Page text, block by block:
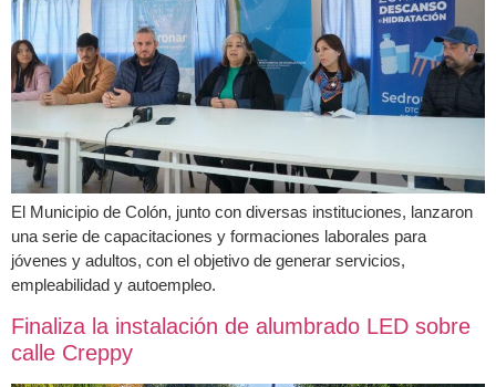
El Municipio de Colón, junto con diversas instituciones, lanzaron
una serie de capacitaciones y formaciones laborales para
jóvenes y adultos, con el objetivo de generar servicios,
empleabilidad y autoempleo.
Finaliza la instalación de alumbrado LED sobre
calle Creppy